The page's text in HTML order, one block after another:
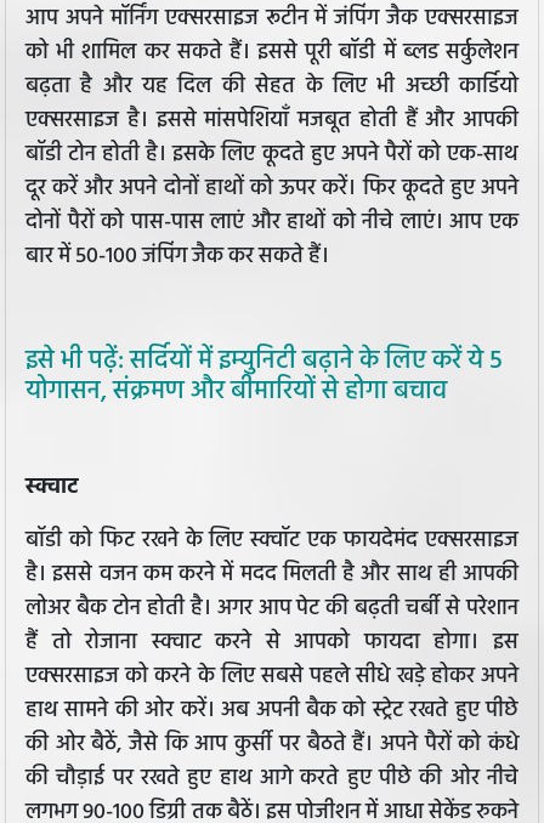
आप अपने मॉर्निंग एक्सरसाइज रूटीन में जंपिंग जैक एक्सरसाइज
को भी शामिल कर सकते हैं। इससे पूरी बॉडी में ब्लड सर्कुलेशन
बढ़ता है और यह दिल की सेहत के लिए भी अच्छी कार्डियो
एक्सरसाइज है। इससे मांसपेशियाँ मजबूत होती हैं और आपकी
बॉडी टोन होती है। इसके लिए कूदते हुए अपने पैरों को एक-साथ
दूर करें और अपने दोनों हाथों को ऊपर करें। फिर कूदते हुए अपने
दोनों पैरों को पास-पास लाएं और हाथों को नीचे लाएं। आप एक
बार में 50-100 जंपिंग जैक कर सकते हैं।
इसे भी पढ़ें: सर्दियों में इम्युनिटी बढ़ाने के लिए करें ये 5
योगासन, संक्रमण और बीमारियों से होगा बचाव
स्क्वाट
बॉडी को फिट रखने के लिए स्क्वॉट एक फायदेमंद एक्सरसाइज
है। इससे वजन कम करने में मदद मिलती है और साथ ही आपकी
लोअर बैक टोन होती है। अगर आप पेट की बढ़ती चर्बी से परेशान
हैं तो रोजाना स्क्वाट करने से आपको फायदा होगा। इस
एक्सरसाइज को करने के लिए सबसे पहले सीधे खड़े होकर अपने
हाथ सामने की ओर करें। अब अपनी बैक को स्ट्रेट रखते हुए पीछे
की ओर बैठें, जैसे कि आप कुर्सी पर बैठते हैं। अपने पैरों को कंधे
की चौड़ाई पर रखते हुए हाथ आगे करते हुए पीछे की ओर नीचे
लगभग 90-100 डिग्री तक बैठें। इस पोजीशन में आधा सेकेंड रुकने